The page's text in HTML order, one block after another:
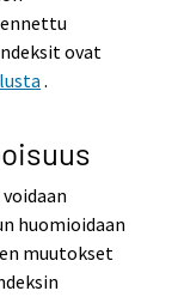
ovat
.
huomioidaan
muutokset